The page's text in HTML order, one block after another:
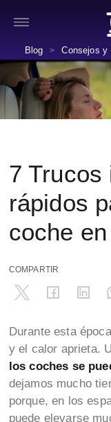
Blog > Consejos y
7 Trucos
rápidos
coche
COMPARTIR
Durante esta
y el calor aprieta.
los coches se
dejamos mucho
porque, en los
puede elevarse